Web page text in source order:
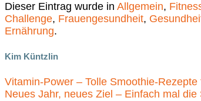
Dieser Eintrag wurde in Allgemein,
Challenge, Frauengesundheit,
Ernährung.
Kim Küntzlin
Vitamin-Power – Tolle Smoothie-Rezepte
Neues Jahr, neues Ziel – Einfach mal die